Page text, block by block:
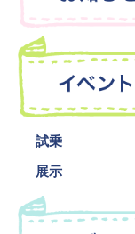
試乗
展示